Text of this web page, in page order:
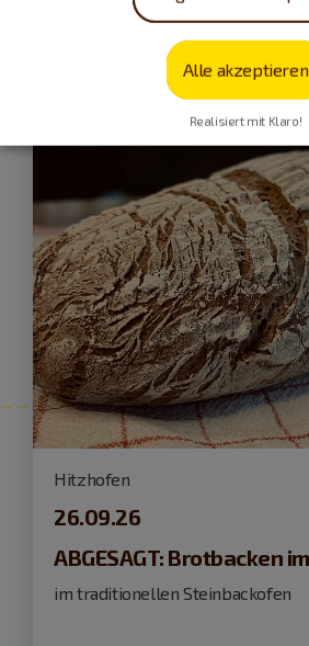
Erlebnisveranstaltung
Hitzhofen
26.09.26
ABGESAGT: Brotbacken
im traditionellen Steinbackofen
Alle akzeptieren
Realisiert mit Klaro!